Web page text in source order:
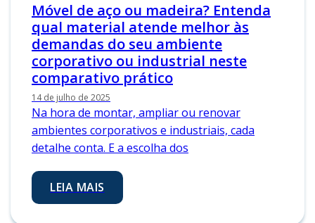
Móvel de aço ou madeira? Entenda
qual material atende melhor às
demandas do seu ambiente
corporativo ou industrial neste
comparativo prático
14 de julho de 2025
Na hora de montar, ampliar ou renovar
ambientes corporativos e industriais, cada
detalhe conta. E a escolha dos
LEIA MAIS